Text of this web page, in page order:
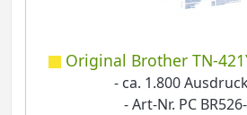
Original Brother TN-
- ca. 1.800
- Art-Nr. PC